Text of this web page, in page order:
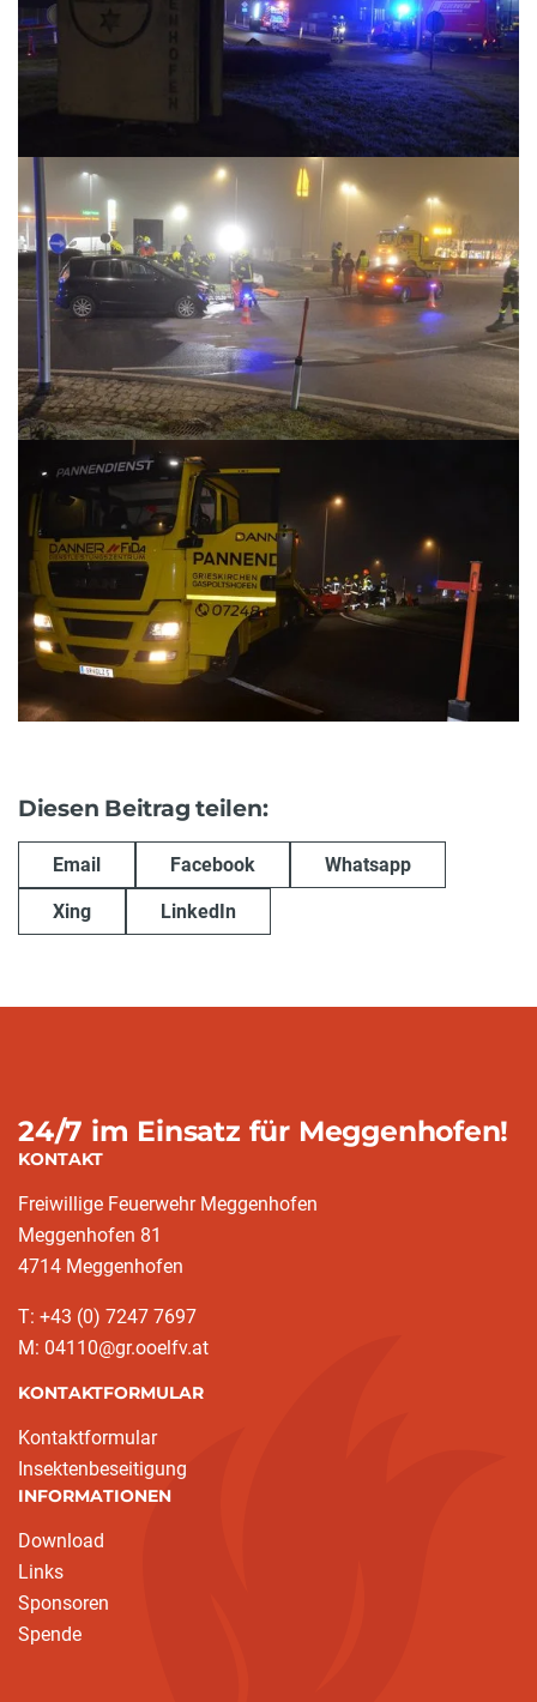
Diesen Beitrag teilen:
Email Facebook Whatsapp
Xing LinkedIn
24/7 im Einsatz für Meggenhofen!
KONTAKT
Freiwillige Feuerwehr Meggenhofen
Meggenhofen 81
4714 Meggenhofen
T: +43 (0) 7247 7697
M: 04110@gr.ooelfv.at
KONTAKTFORMULAR
Kontaktformular
Insektenbeseitigung
INFORMATIONEN
Download
Links
Sponsoren
Spende